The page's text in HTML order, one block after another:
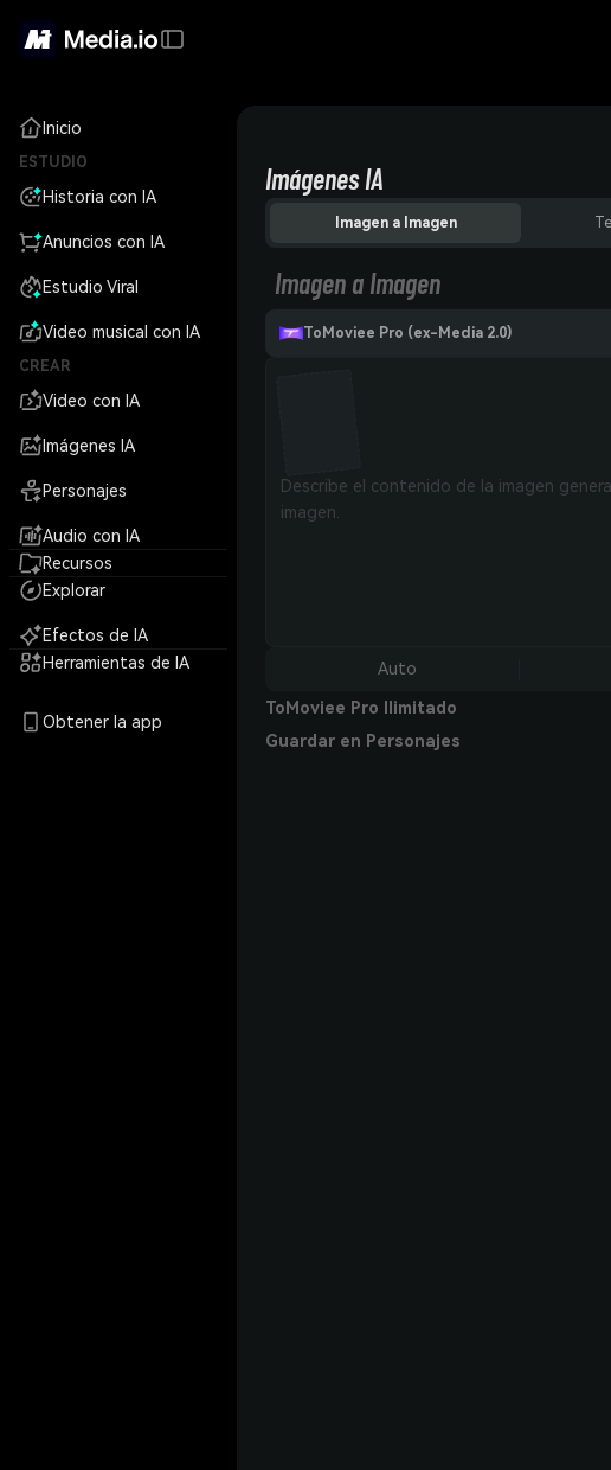
Inicio
ESTUDIO
Historia con IA
Anuncios con IA
Estudio Viral
Video musical con IA
CREAR
Video con IA
Imágenes IA
Personajes
Audio con IA
Recursos
Explorar
Efectos de IA
Herramientas de IA
Obtener la app
Imágenes IA
Imagen a Imagen
Imagen a Imagen
ToMoviee Pro (ex-Media 2.0)
Auto
ToMoviee Pro Ilimitado
Guardar en Personajes